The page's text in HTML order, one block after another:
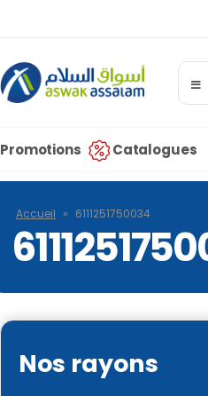
Promotions Catalogues
Accueil » 6111251750034
Nos rayons